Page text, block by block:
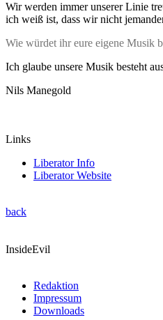
Wir werden immer unserer Linie
ich weiß ist, dass wir nicht
Wie würdet ihr eure eigene Musik
Ich glaube unsere Musik besteht
Nils Manegold
Links
Liberator Info
Liberator Website
back
InsideEvil
Redaktion
Impressum
Downloads